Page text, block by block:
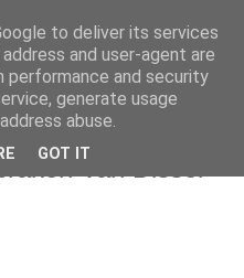
Van Dissel
to deliver its services
and user-agent are
performance and security
generate usage
abuse.
GOT IT